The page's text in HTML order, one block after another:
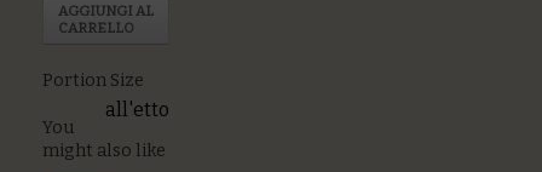
AGGIUNGI AL
CARRELLO
Portion Size
all'etto
You
might also like